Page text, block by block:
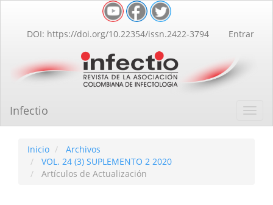
Contenido
principal
lateral
DOI: https://doi.org/10.22354/issn.2422-3794 Entrar
Infectio
Inicio
Archivos
VOL. 24 (3) SUPLEMENTO 2 2020
Artículos de Actualización